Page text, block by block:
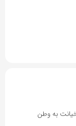
خیانت به وطن